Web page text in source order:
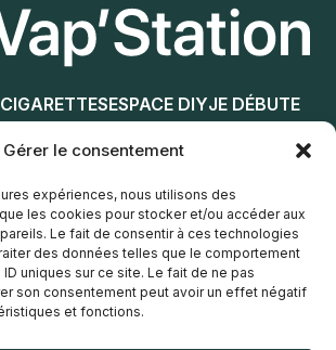
Gérer le consentement
expériences, nous utilisons des
les cookies pour stocker et/ou accéder aux
Le fait de consentir à ces technologies
des données telles que le comportement
uniques sur ce site. Le fait de ne pas
son consentement peut avoir un effet négatif
et fonctions.
Ajouter au panier
ESPACE DIYJE DÉBUTE
NOS MAGASINS